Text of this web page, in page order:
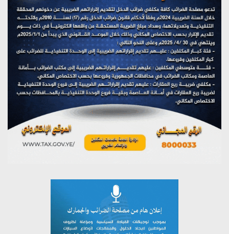
تستمعون لبرنامج (هندسة الوهم)
يوليو 28, 2026
مؤتمر صحفي لمركز عين الإنسانية حول جرائم تحالف العدوان
على اليمن
يوليو 27, 2026
تستمعون لبرنامج (مع السيد القائد)
يوليو 26, 2026